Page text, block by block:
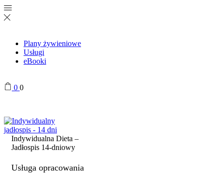
Plany żywieniowe
Usługi
eBooki
0 0
Indywidualna Dieta –
Jadłospis 14-dniowy
Usługa opracowania